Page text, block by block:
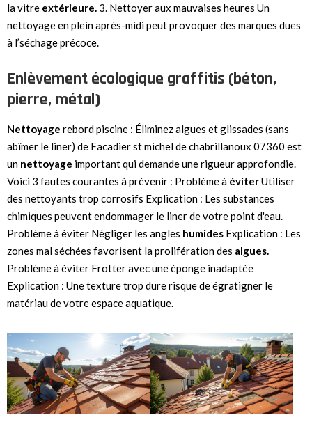
la vitre extérieure. 3. Nettoyer aux mauvaises heures Un
nettoyage en plein après-midi peut provoquer des marques dues
à l’séchage précoce.
Enlèvement écologique graffitis (béton,
pierre, métal)
Nettoyage rebord piscine : Éliminez algues et glissades (sans
abîmer le liner) de Facadier st michel de chabrillanoux 07360 est
un nettoyage important qui demande une rigueur approfondie.
Voici 3 fautes courantes à prévenir : Problème à éviterUtiliser
des nettoyants trop corrosifs Explication : Les substances
chimiques peuvent endommager le liner de votre point d'eau.
Problème à éviter Négliger les angles humides Explication : Les
zones mal séchées favorisent la prolifération des algues.
Problème à éviter Frotter avec une éponge inadaptée
Explication : Une texture trop dure risque de égratigner le
matériau de votre espace aquatique.